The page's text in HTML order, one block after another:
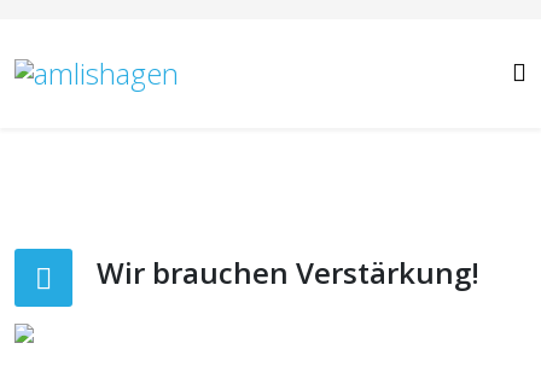
Wir brauchen Verstärkung!